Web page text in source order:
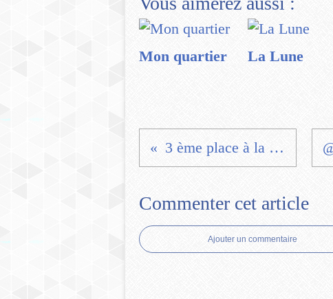
Mon quartier La Lune
3 ème place à la Kyburg
Commenter cet article
Ajouter un commentaire